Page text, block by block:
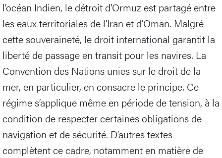
l’océan Indien, le détroit d’Ormuz est partagé entre
les eaux territoriales de l’Iran et d’Oman. Malgré
cette souveraineté, le droit international garantit la
liberté de passage en transit pour les navires. La
Convention des Nations unies sur le droit de la
mer, en particulier, en consacre le principe. Ce
régime s’applique même en période de tension, à la
condition de respecter certaines obligations de
navigation et de sécurité. D’autres textes
complètent ce cadre, notamment en matière de